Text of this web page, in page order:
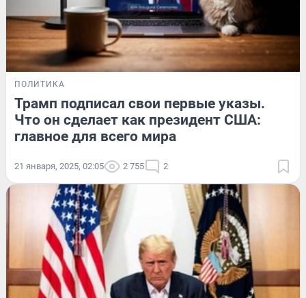
ПОЛИТИКА
Трамп подписал свои первые указы.
Что он сделает как президент США:
главное для всего мира
21 января, 2025, 02:05 2 755 2